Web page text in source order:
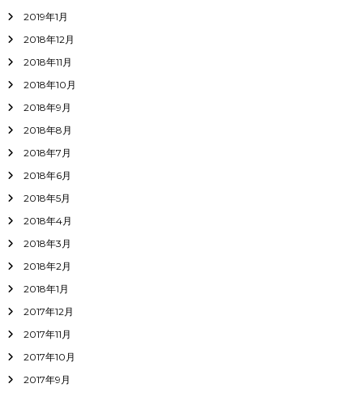
2019年1月
2018年12月
2018年11月
2018年10月
2018年9月
2018年8月
2018年7月
2018年6月
2018年5月
2018年4月
2018年3月
2018年2月
2018年1月
2017年12月
2017年11月
2017年10月
2017年9月